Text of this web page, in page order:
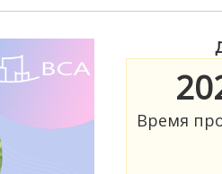
Время